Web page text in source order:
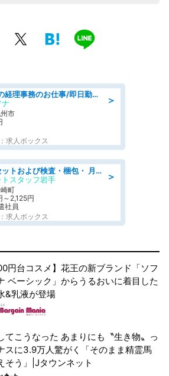
＞
経理/病院での経理事務のお仕事/即日勤務可/車通勤可/経理/一般事務
市
求人ボックス
＞
車体部品のセットおよび検査・梱包・ 月収32万可!自動車部品の組付け・検査 家賃補助あり 長期安定/日払いOK
スタッフ岩手
町
～2,125円
社員
求人ボックス
円台コスメ】花王の新ブランド「ソフ
ベーシック」からうるおいに着目した
&乳液が登場
てこうなった あまりにも〝生き物〟っ
スに3.9万人驚がく「そのまま精霊馬
そう」|Jタウンネット